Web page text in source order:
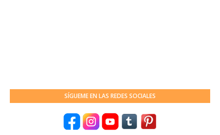
SÍGUEME EN LAS REDES SOCIALES